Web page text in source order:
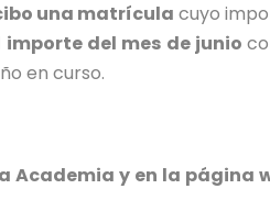
una matrícula cuyo
importe del mes de junio
en curso.
Academia y en la página